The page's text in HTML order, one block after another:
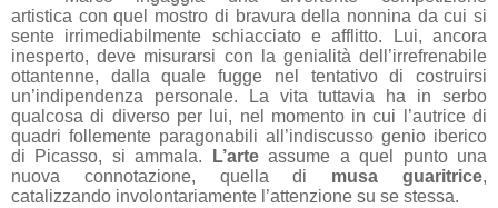
artistica con quel mostro di bravura della nonnina da cui si
sente irrimediabilmente schiacciato e afflitto. Lui, ancora
inesperto, deve misurarsi con la genialità dell’irrefrenabile
ottantenne, dalla quale fugge nel tentativo di costruirsi
un’indipendenza personale. La vita tuttavia ha in serbo
qualcosa di diverso per lui, nel momento in cui l’autrice di
quadri follemente paragonabili all’indiscusso genio iberico
di Picasso, si ammala.
L’arteassume a quel punto una
nuova connotazione, quella di musa guaritrice,
catalizzando involontariamente l’attenzione su se stessa.